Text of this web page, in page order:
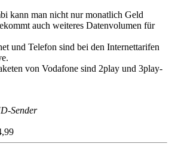
kann man nicht nur monatlich Geld
auch weiteres Datenvolumen für
und Telefon sind bei den Internettarifen
von Vodafone sind 2play und 3play-
Sender